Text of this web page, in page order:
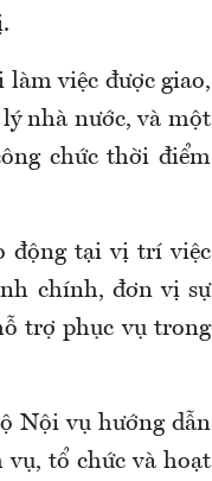
làm việc được giao,
nhà nước, và một
chức thời điểm
động tại vị trí việc
chính, đơn vị sự
trợ phục vụ trong
Nội vụ hướng dẫn
tổ chức và hoạt